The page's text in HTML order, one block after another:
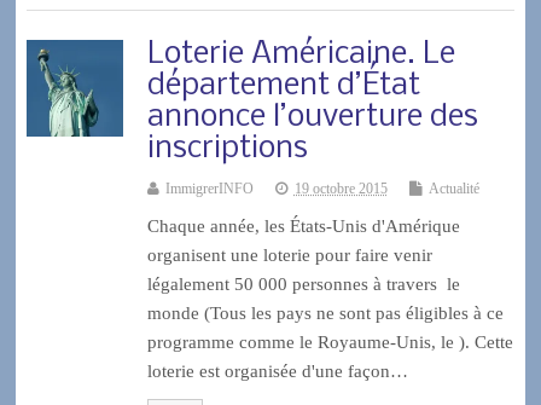
Loterie Américaine. Le
département d’État
annonce l’ouverture des
inscriptions
ImmigrerINFO 19 octobre 2015 Actualité
Chaque année, les États-Unis d'Amérique
organisent une loterie pour faire venir
légalement 50 000 personnes à travers le
monde (Tous les pays ne sont pas éligibles à ce
programme comme le Royaume-Unis, le ). Cette
loterie est organisée d'une façon…